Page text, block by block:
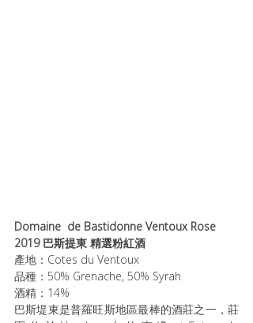
Domaine  de Bastidonne Ventoux Rose
2019 巴斯提東 精選粉紅酒
產地：Cotes du Ventoux
品種：50% Grenache, 50% Syrah
酒精：14%
巴斯堤東是普羅旺斯地區最棒的酒莊之一，莊